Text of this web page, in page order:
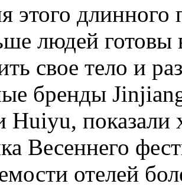
этого длинного
людей готовы
свое тело и
бренды
Huiyu, показали
Весеннего
отелей